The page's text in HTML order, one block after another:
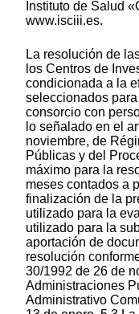
Instituto de Salud
www.isciii.es.
La resolución de
los Centros de
condicionada a la
seleccionados
consorcio con
lo señalado en el
noviembre, de
Públicas y del
máximo para la
meses contados a
finalización de la
utilizado para la
utilizado para la
aportación de
resolución
30/1992 de 26 de
Administraciones
Administrativo